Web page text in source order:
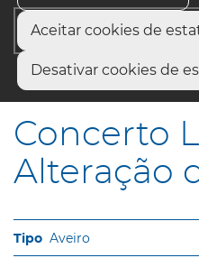
Aceitar cookies de
Desativar cookies de
Início
Concerto LURA – Alteração
Concerto
Alteração
Aveiro